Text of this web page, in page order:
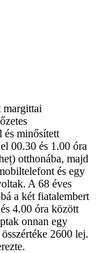
margittai
és minősített
00.30 és 1.00 óra
otthonába, majd
és egy
A 68 éves
a két fiatalembert
4.00 óra között
onnan egy
2600 lej.